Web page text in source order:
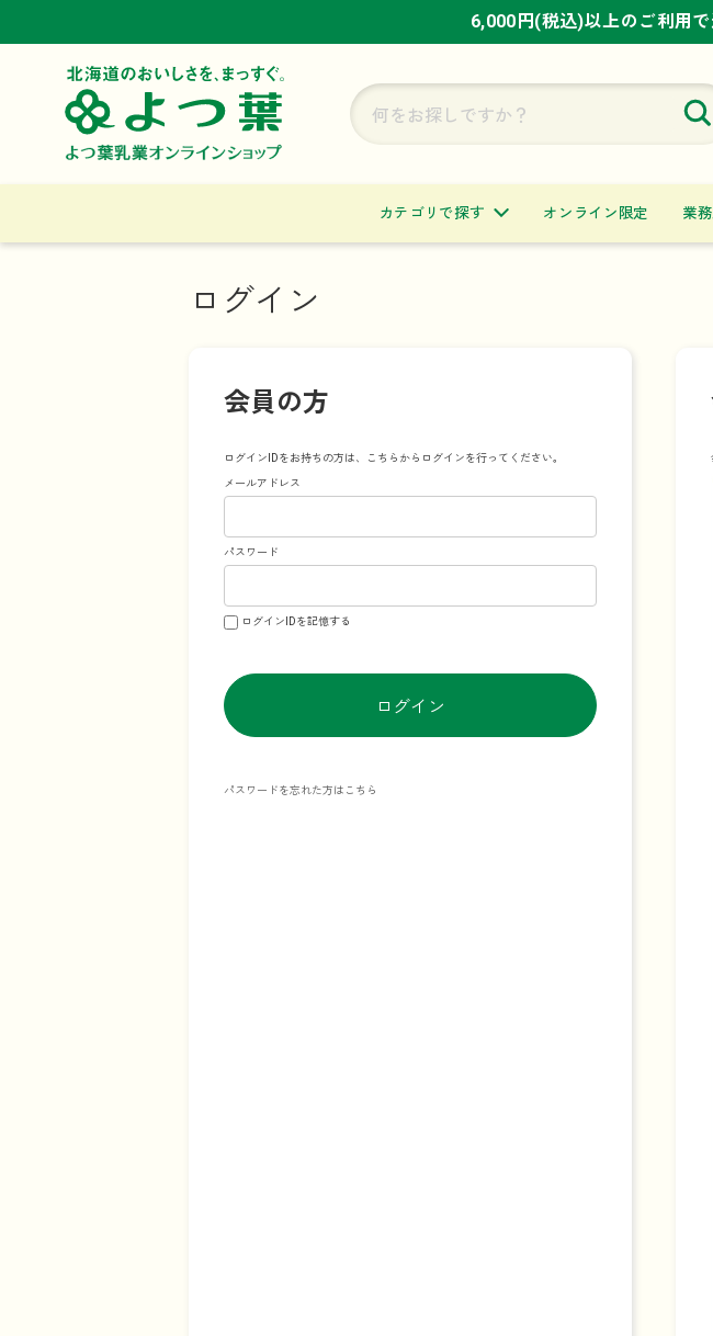
6,000円(税込)以上のご利用
6,000円(税込)以上のご利用
6,000円(税込)以上のご利用
カテゴリで探す オンライン限定 業
ログイン
会員の方
ログインIDをお持ちの方は、こちらからログインを行ってください。
メールアドレス
パスワード
ログインIDを記憶する
ログイン
パスワードを忘れた方はこちら